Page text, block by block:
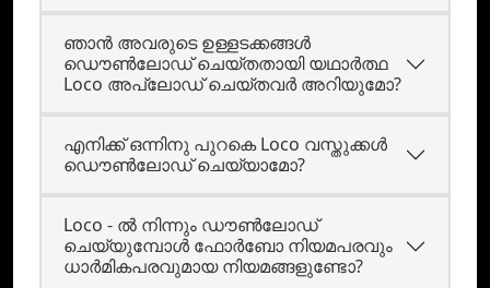
ഞാന്‍ അവരുടെ ഉള്ളടക്കങ്ങള്‍
ഡൌണ്‍ലോഡ് ചെയ്തതായി യഥാര്‍ത്ഥ
Loco അപ്ലോഡ് ചെയ്തവര്‍ അറിയുമോ?
എനിക്ക് ഒന്നിനു പുറകെ Loco വസ്തുക്കള്‍
ഡൌണ്‍ലോഡ് ചെയ്യാമോ?
Loco - ൽ നിന്നും ഡൗൺലോഡ്‌
ചെയ്യുമ്പോൾ ഫോർബോ നിയമപരവും
ധാർമികപരവുമായ നിയമങ്ങളുണ്ടോ?